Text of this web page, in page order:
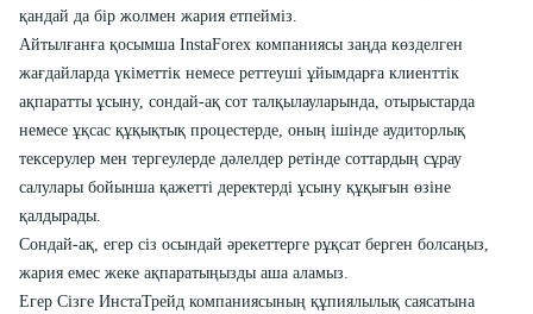
қандай да бір жолмен жария етпейміз.
Айтылғанға қосымша InstaForex компаниясы заңда көзделген
жағдайларда үкіметтік немесе реттеуші ұйымдарға клиенттік
ақпаратты ұсыну, сондай-ақ сот талқылауларында, отырыстарда
немесе ұқсас құқықтық процестерде, оның ішінде аудиторлық
тексерулер мен тергеулерде дәлелдер ретінде соттардың сұрау
салулары бойынша қажетті деректерді ұсыну құқығын өзіне
қалдырады.
Сондай-ақ, егер сіз осындай әрекеттерге рұқсат берген болсаңыз,
жария емес жеке ақпаратыңызды аша аламыз.
Егер Сізге ИнстаТрейд компаниясының құпиялылық саясатына